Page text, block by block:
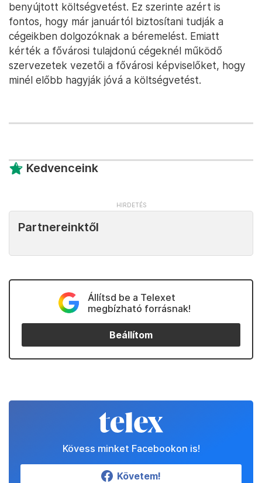
benyújtott költségvetést. Ez szerinte azért is
fontos, hogy már januártól biztosítani tudják a
cégeikben dolgozóknak a béremelést. Emiatt
kérték a fővárosi tulajdonú cégeknél működő
szervezetek vezetői a fővárosi képviselőket, hogy
minél előbb hagyják jóvá a költségvetést.
Kedvenceink
Partnereinktől
Állítsd be a Telexet
megbízható forrásnak!
Beállítom
Kövess minket Facebookon is!
Követem!